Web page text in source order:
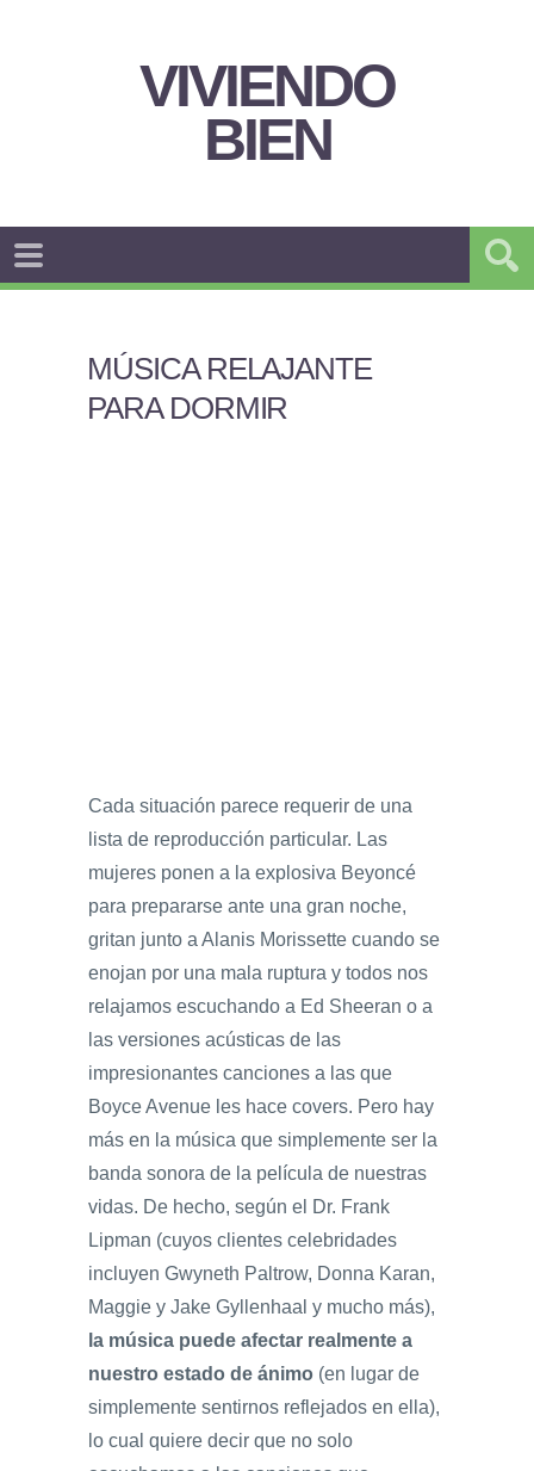
VIVIENDO
BIEN
MÚSICA RELAJANTE
PARA DORMIR
Cada situación parece requerir de una
lista de reproducción particular. Las
mujeres ponen a la explosiva Beyoncé
para prepararse ante una gran noche,
gritan junto a Alanis Morissette cuando se
enojan por una mala ruptura y todos nos
relajamos escuchando a Ed Sheeran o a
las versiones acústicas de las
impresionantes canciones a las que
Boyce Avenue les hace covers. Pero hay
más en la música que simplemente ser la
banda sonora de la película de nuestras
vidas. De hecho, según el Dr. Frank
Lipman (cuyos clientes celebridades
incluyen Gwyneth Paltrow, Donna Karan,
Maggie y Jake Gyllenhaal y mucho más),
la música puede afectar realmente a
nuestro estado de ánimo (en lugar de
simplemente sentirnos reflejados en ella),
lo cual quiere decir que no solo